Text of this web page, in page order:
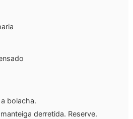
bolacha.
derretida. Reserve.